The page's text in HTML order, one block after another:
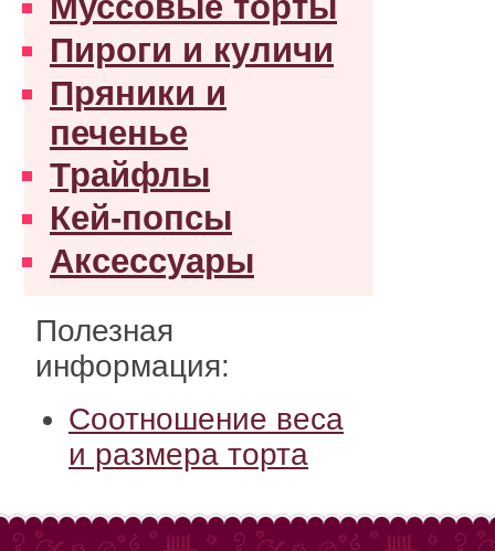
Пироги и куличи
Пряники и
печенье
Трайфлы
Кей-попсы
Аксессуары
Полезная
информация:
Соотношение веса
и размера торта